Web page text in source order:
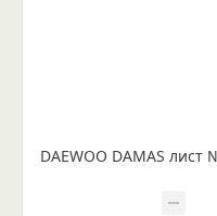
DAEWOO DAMAS